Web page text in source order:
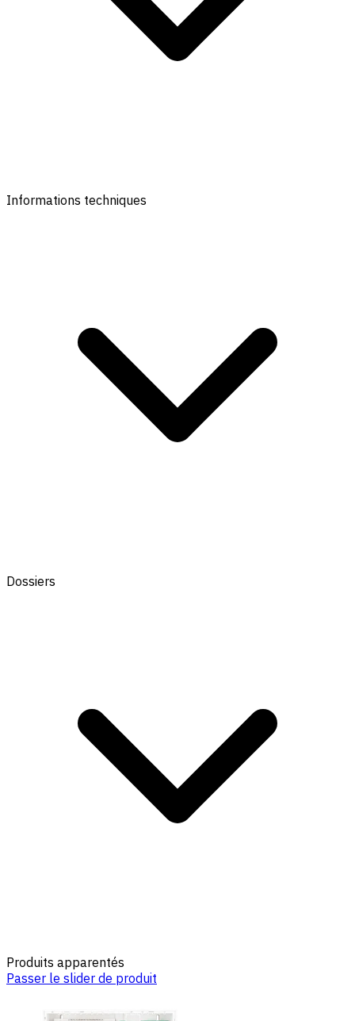
Informations techniques
Dossiers
Produits apparentés
Passer le slider de produit